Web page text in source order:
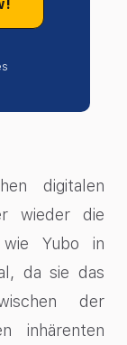
digitalen
wieder die
wie Yubo in
da sie das
der
inhärenten